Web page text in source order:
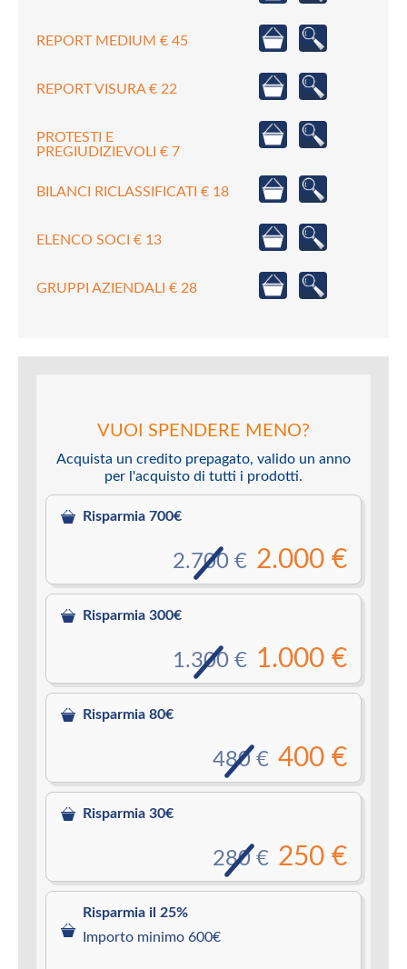
REPORT MEDIUM € 45
REPORT VISURA € 22
PROTESTI E
PREGIUDIZIEVOLI € 7
BILANCI RICLASSIFICATI € 18
ELENCO SOCI € 13
GRUPPI AZIENDALI € 28
VUOI SPENDERE MENO?
Acquista un credito prepagato, valido un anno
per l'acquisto di tutti i prodotti.
Risparmia 700€
2.000 €
2.700 €
Risparmia 300€
1.000 €
1.300 €
Risparmia 80€
400 €
480 €
Risparmia 30€
250 €
280 €
Risparmia il 25%
Importo minimo 600€